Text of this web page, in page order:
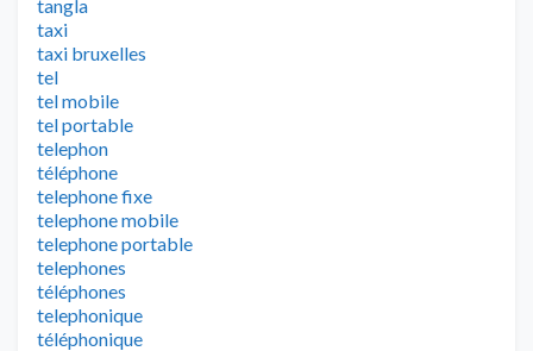
tangla
taxi
taxi bruxelles
tel
tel mobile
tel portable
telephon
téléphone
telephone fixe
telephone mobile
telephone portable
telephones
téléphones
telephonique
téléphonique